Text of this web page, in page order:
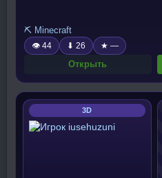
⛏️ Minecraft
👁 44 ⬇ 26 ★ —
Открыть
3D